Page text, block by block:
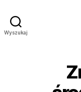
Wyszukaj